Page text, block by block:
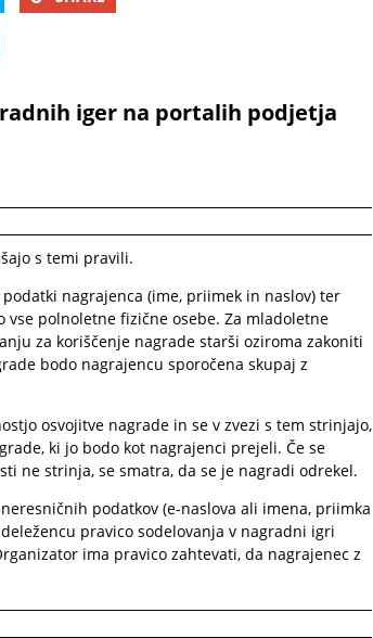
iger na portalih podjetja
s temi pravili.
nagrajenca (ime, priimek in naslov) ter
polnoletne fizične osebe. Za mladoletne
za koriščenje nagrade starši oziroma zakoniti
bodo nagrajencu sporočena skupaj z
osvojitve nagrade in se v zvezi s tem strinjajo,
ki jo bodo kot nagrajenci prejeli. Če se
ne strinja, se smatra, da se je nagradi odrekel.
podatkov (e-naslova ali imena, priimka
pravico sodelovanja v nagradni igri
ima pravico zahtevati, da nagrajenec z